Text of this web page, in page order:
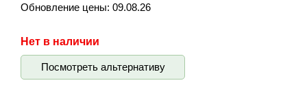
Обновление цены: 09.08.26
Нет в наличии
Посмотреть альтернативу